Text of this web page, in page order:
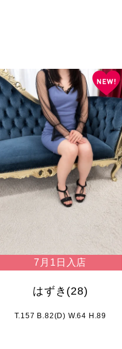
7月1日入店
はずき (28)
T.157 B.82(D) W.64 H.89